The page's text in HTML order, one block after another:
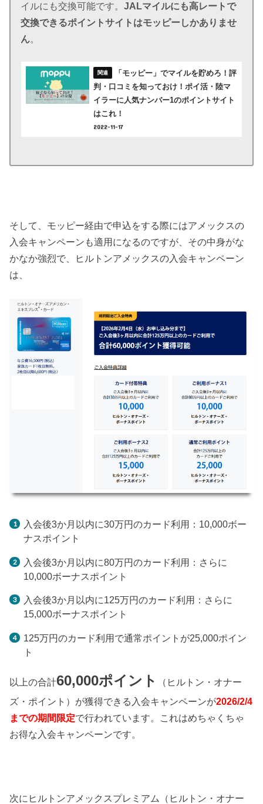
イルにも交換可能です。JALマイルにも高レートで
交換できるポイントサイトはモッピーしかありませ
ん。
「モッピー」でマイルを貯めろ！評
判・口コミを知っておけ！ポイ活・陸マ
イラーに人気ナンバー1のポイントサイト
はこれ！
2022-11-17
そして、モッピー経由で申込をする際にはアメックスの
入会キャンペーンも適用になるのですが、その中身がな
かなか強烈で、ヒルトンアメックスの入会キャンペーン
は、
入会後3か月以内に30万円のカード利用：10,000ボー
ナスポイント
入会後3か月以内に80万円のカード利用：さらに
10,000ボーナスポイント
入会後3か月以内に125万円のカード利用：さらに
15,000ボーナスポイント
125万円のカード利用で通常ポイントが25,000ポイン
ト
以上の合計60,000ポイント
（ヒルトン・オナー
ズ・ポイント）が獲得できる入会キャンペーンが2026/2/4
までの期間限定で行われています。これはめちゃくちゃ
お得な入会キャンペーンです。
次にヒルトンアメックスプレミアム（ヒルトン・オナー